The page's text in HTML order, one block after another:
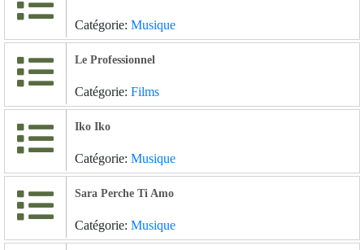
Catégorie: Musique
Le Professionnel
Catégorie: Films
Iko Iko
Catégorie: Musique
Sara Perche Ti Amo
Catégorie: Musique